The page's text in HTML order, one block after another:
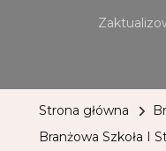
Strona główna
Branżowa Szkoła I